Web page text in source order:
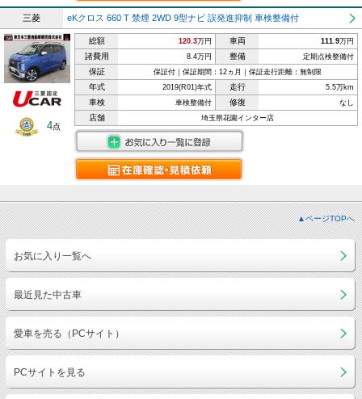
三菱 eKクロス 660 T 禁煙 2WD 9型ナビ 誤発進抑制 車検整備付
4点
総額 120.3万円 車両 111.9万円
諸費用 8.4万円 整備 定期点検整備付
保証 保証付｜保証期間：12ヵ月｜保証走行距離：無制限
年式 2019(R01)年式 走行 5.5万km
車検 車検整備付 修復 なし
店舗 埼玉県花園インター店
▲ページTOPへ
お気に入り一覧へ
最近見た中古車
愛車を売る（PCサイト）
PCサイトを見る